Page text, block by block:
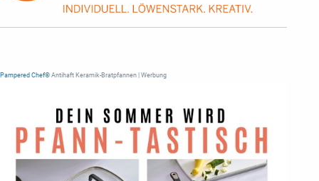
Pampered Chef® Antihaft Keramik-Bratpfannen | Werbung